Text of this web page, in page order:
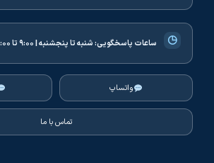
◷ ساعات پاسخگویی:شنبه تا پنجشنبه | ۹:۰۰ تا ۱۷:۰۰
واتساپ
تماس با ما